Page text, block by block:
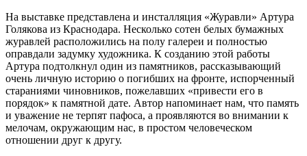
На выставке представлена и инстал­ляция «Журавли» Артура
Голякова из Краснодара. Несколько сотен белых бумажных
журавлей расположились на полу галереи и полностью
оправдали задумку художника. К созданию этой работы
Артура подтолкнул один из па­мятников, рассказывающий
очень лич­ную историю о погибших на фронте, испорченный
стараниями чиновников, пожелавших «привести его в
порядок» к памятной дате. Автор напоминает нам, что память
и уважение не терпят пафоса, а проявляются во внимании к
мелочам, окружающим нас, в простом человеческом
отношении друг к другу.